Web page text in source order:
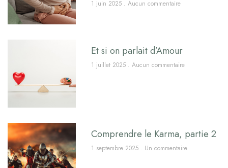
1 juin 2025 Aucun commentaire
Et si on parlait d’Amour
1 juillet 2025 Aucun commentaire
Comprendre le Karma, partie 2
1 septembre 2025 Un commentaire